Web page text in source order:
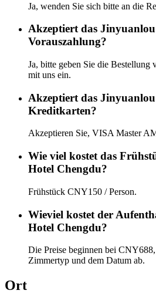
Ja, wenden Sie sich bitte an die
Akzeptiert das
Vorauszahlung?
Ja, bitte geben Sie die Bestellung
mit uns ein.
Akzeptiert das
Kreditkarten?
Akzeptieren Sie, VISA Master
Wie viel kostet das
Hotel Chengdu?
Frühstück CNY150 / Person.
Wieviel kostet der
Hotel Chengdu?
Die Preise beginnen bei
Zimmertyp und dem Datum ab.
Ort